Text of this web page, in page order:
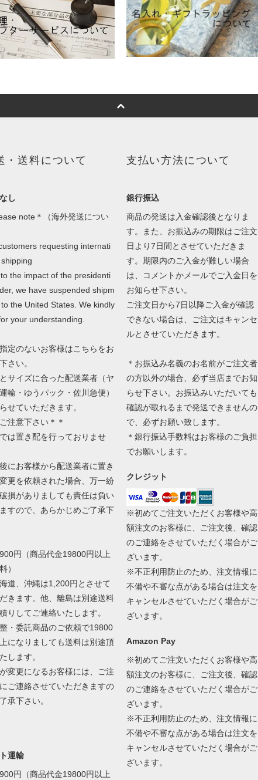
・送料について
し
note＊（海外発送につい
requesting internati
the impact of the presidenti
we have suspended shipm
the United States. We kindly
your understanding.
定のないお客様はこちらをお
さい。
サイズに合った配送業者（ヤ
輸・ゆうパック・佐川急便）
せていただきます。
注意下さい＊＊
は置き配を行っておりませ
にお客様から配送業者に置き
更を依頼された場合、万一紛
損がありましても責任は負い
すので、あらかじめご了承下
円（商品代金19800円以上
）
道、沖縄は1,200円とさせて
きます。他、離島は別途送料
りしてご連絡いたします。
・委託商品のご依頼で19800
になりましても送料は別途頂
します。
変更になるお客様には、ご注
ご連絡させていただきますの
承下さい。
運輸
円（商品代金19800円以上
支払い方法について
銀行振込
商品の発送は入金確認後となりま
す。また、お振込みの期限はご注文
日より7日間とさせていただきま
す。期限内のご入金が難しい場合
は、コメントかメールでご入金日を
お知らせ下さい。
ご注文日から7日以降ご入金が確認
できない場合は、ご注文はキャンセ
ルとさせていただきます。
＊お振込み名義のお名前がご注文者
の方以外の場合、必ず当店までお知
らせ下さい。お振込みいただいても
確認が取れるまで発送できませんの
で、必ずお願い致します。
＊銀行振込手数料はお客様のご負担
でお願いします。
クレジット
※初めてご注文いただくお客様や高
額注文のお客様に、ご注文後、確認
のご連絡をさせていただく場合がご
ざいます。
※不正利用防止のため、注文情報に
不備や不審な点がある場合は注文を
キャンセルさせていただく場合がご
ざいます。
Amazon Pay
※初めてご注文いただくお客様や高
額注文のお客様に、ご注文後、確認
のご連絡をさせていただく場合がご
ざいます。
※不正利用防止のため、注文情報に
不備や不審な点がある場合は注文を
キャンセルさせていただく場合がご
ざいます。